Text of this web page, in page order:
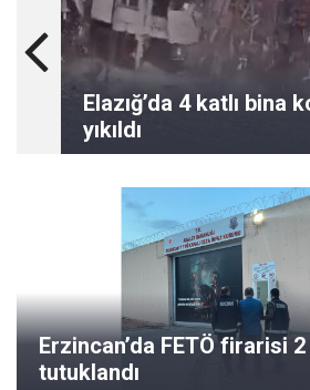
Elazığ’da 4 katlı bina
yıkıldı
Erzincan’da FETÖ firarisi
tutuklandı